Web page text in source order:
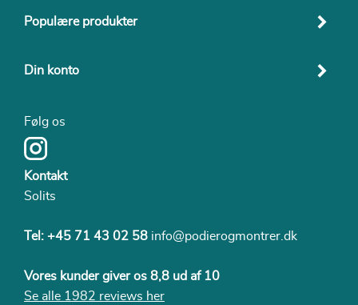
Populære produkter
Din konto
Følg os
Kontakt
Solits
Tel: +45 71 43 02 58 info@podierogmontrer.dk
Vores kunder giver os 8,8 ud af 10
Se alle 1982 reviews her